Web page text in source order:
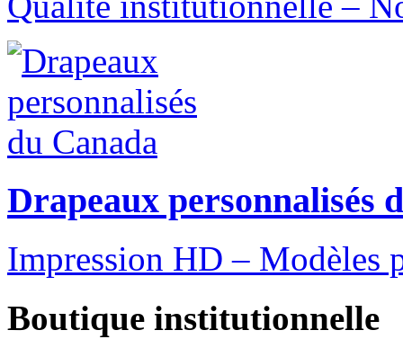
Drapeaux personnalisés
Impression HD – Modèles
Boutique institutionnelle